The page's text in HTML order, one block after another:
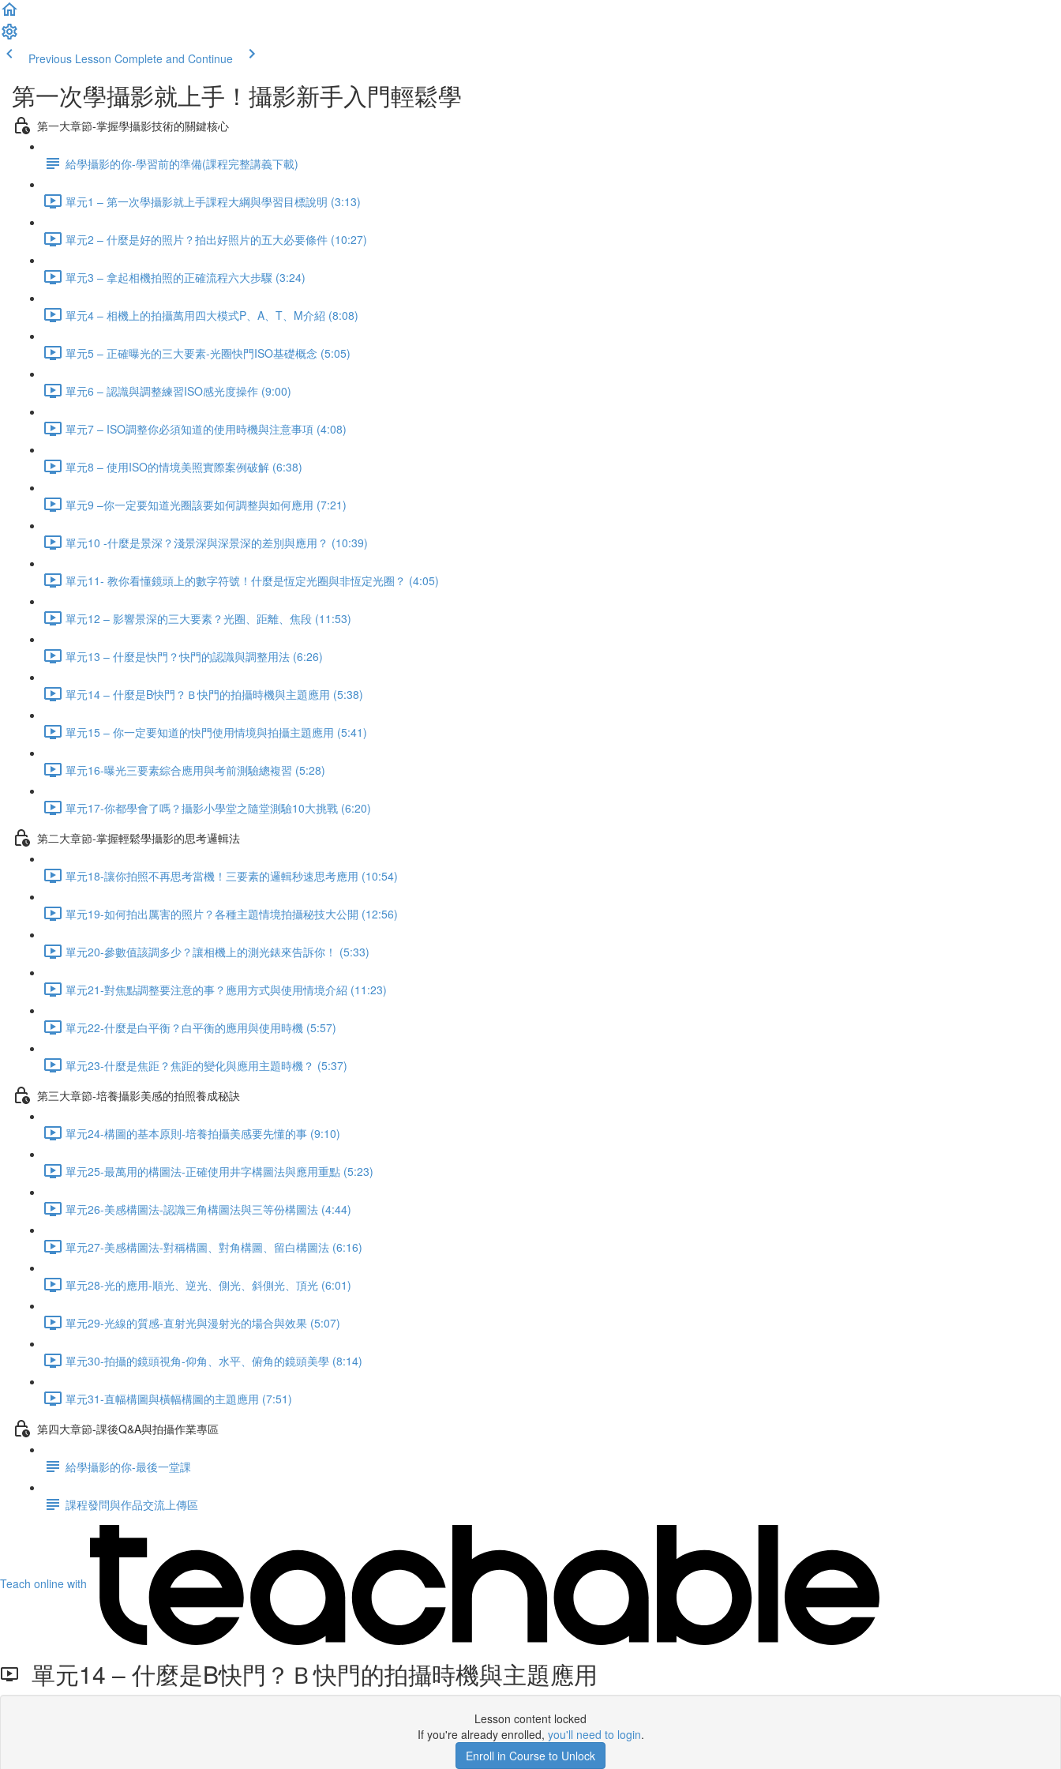
Previous Lesson Complete and Continue
第一次學攝影就上手！攝影新手入門輕鬆學
第一大章節-掌握學攝影技術的關鍵核心
給學攝影的你-學習前的準備(課程完整講義下載)
單元1 – 第一次學攝影就上手課程大綱與學習目標說明 (3:13)
單元2 – 什麼是好的照片？拍出好照片的五大必要條件 (10:27)
單元3 – 拿起相機拍照的正確流程六大步驟 (3:24)
單元4 – 相機上的拍攝萬用四大模式P、A、T、M介紹 (8:08)
單元5 – 正確曝光的三大要素-光圈快門ISO基礎概念 (5:05)
單元6 – 認識與調整練習ISO感光度操作 (9:00)
單元7 – ISO調整你必須知道的使用時機與注意事項 (4:08)
單元8 – 使用ISO的情境美照實際案例破解 (6:38)
單元9 –你一定要知道光圈該要如何調整與如何應用 (7:21)
單元10 -什麼是景深？淺景深與深景深的差別與應用？ (10:39)
單元11- 教你看懂鏡頭上的數字符號！什麼是恆定光圈與非恆定光圈？ (4:05)
單元12 – 影響景深的三大要素？光圈、距離、焦段 (11:53)
單元13 – 什麼是快門？快門的認識與調整用法 (6:26)
單元14 – 什麼是B快門？Ｂ快門的拍攝時機與主題應用 (5:38)
單元15 – 你一定要知道的快門使用情境與拍攝主題應用 (5:41)
單元16-曝光三要素綜合應用與考前測驗總複習 (5:28)
單元17-你都學會了嗎？攝影小學堂之隨堂測驗10大挑戰 (6:20)
第二大章節-掌握輕鬆學攝影的思考邏輯法
單元18-讓你拍照不再思考當機！三要素的邏輯秒速思考應用 (10:54)
單元19-如何拍出厲害的照片？各種主題情境拍攝秘技大公開 (12:56)
單元20-參數值該調多少？讓相機上的測光錶來告訴你！ (5:33)
單元21-對焦點調整要注意的事？應用方式與使用情境介紹 (11:23)
單元22-什麼是白平衡？白平衡的應用與使用時機 (5:57)
單元23-什麼是焦距？焦距的變化與應用主題時機？ (5:37)
第三大章節-培養攝影美感的拍照養成秘訣
單元24-構圖的基本原則-培養拍攝美感要先懂的事 (9:10)
單元25-最萬用的構圖法-正確使用井字構圖法與應用重點 (5:23)
單元26-美感構圖法-認識三角構圖法與三等份構圖法 (4:44)
單元27-美感構圖法-對稱構圖、對角構圖、留白構圖法 (6:16)
單元28-光的應用-順光、逆光、側光、斜側光、頂光 (6:01)
單元29-光線的質感-直射光與漫射光的場合與效果 (5:07)
單元30-拍攝的鏡頭視角-仰角、水平、俯角的鏡頭美學 (8:14)
單元31-直幅構圖與橫幅構圖的主題應用 (7:51)
第四大章節-課後Q&A與拍攝作業專區
給學攝影的你-最後一堂課
課程發問與作品交流上傳區
Teach online with
單元14 – 什麼是B快門？Ｂ快門的拍攝時機與主題應用
Lesson content locked
If you're already enrolled, you'll need to login.
Enroll in Course to Unlock